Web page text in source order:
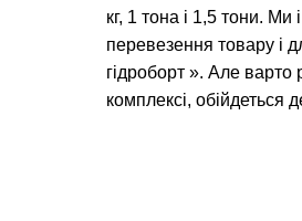
кг, 1 тона і 1,5 тони. Ми
перевезення товару і
гідроборт ». Але
комплексі, обійдеться